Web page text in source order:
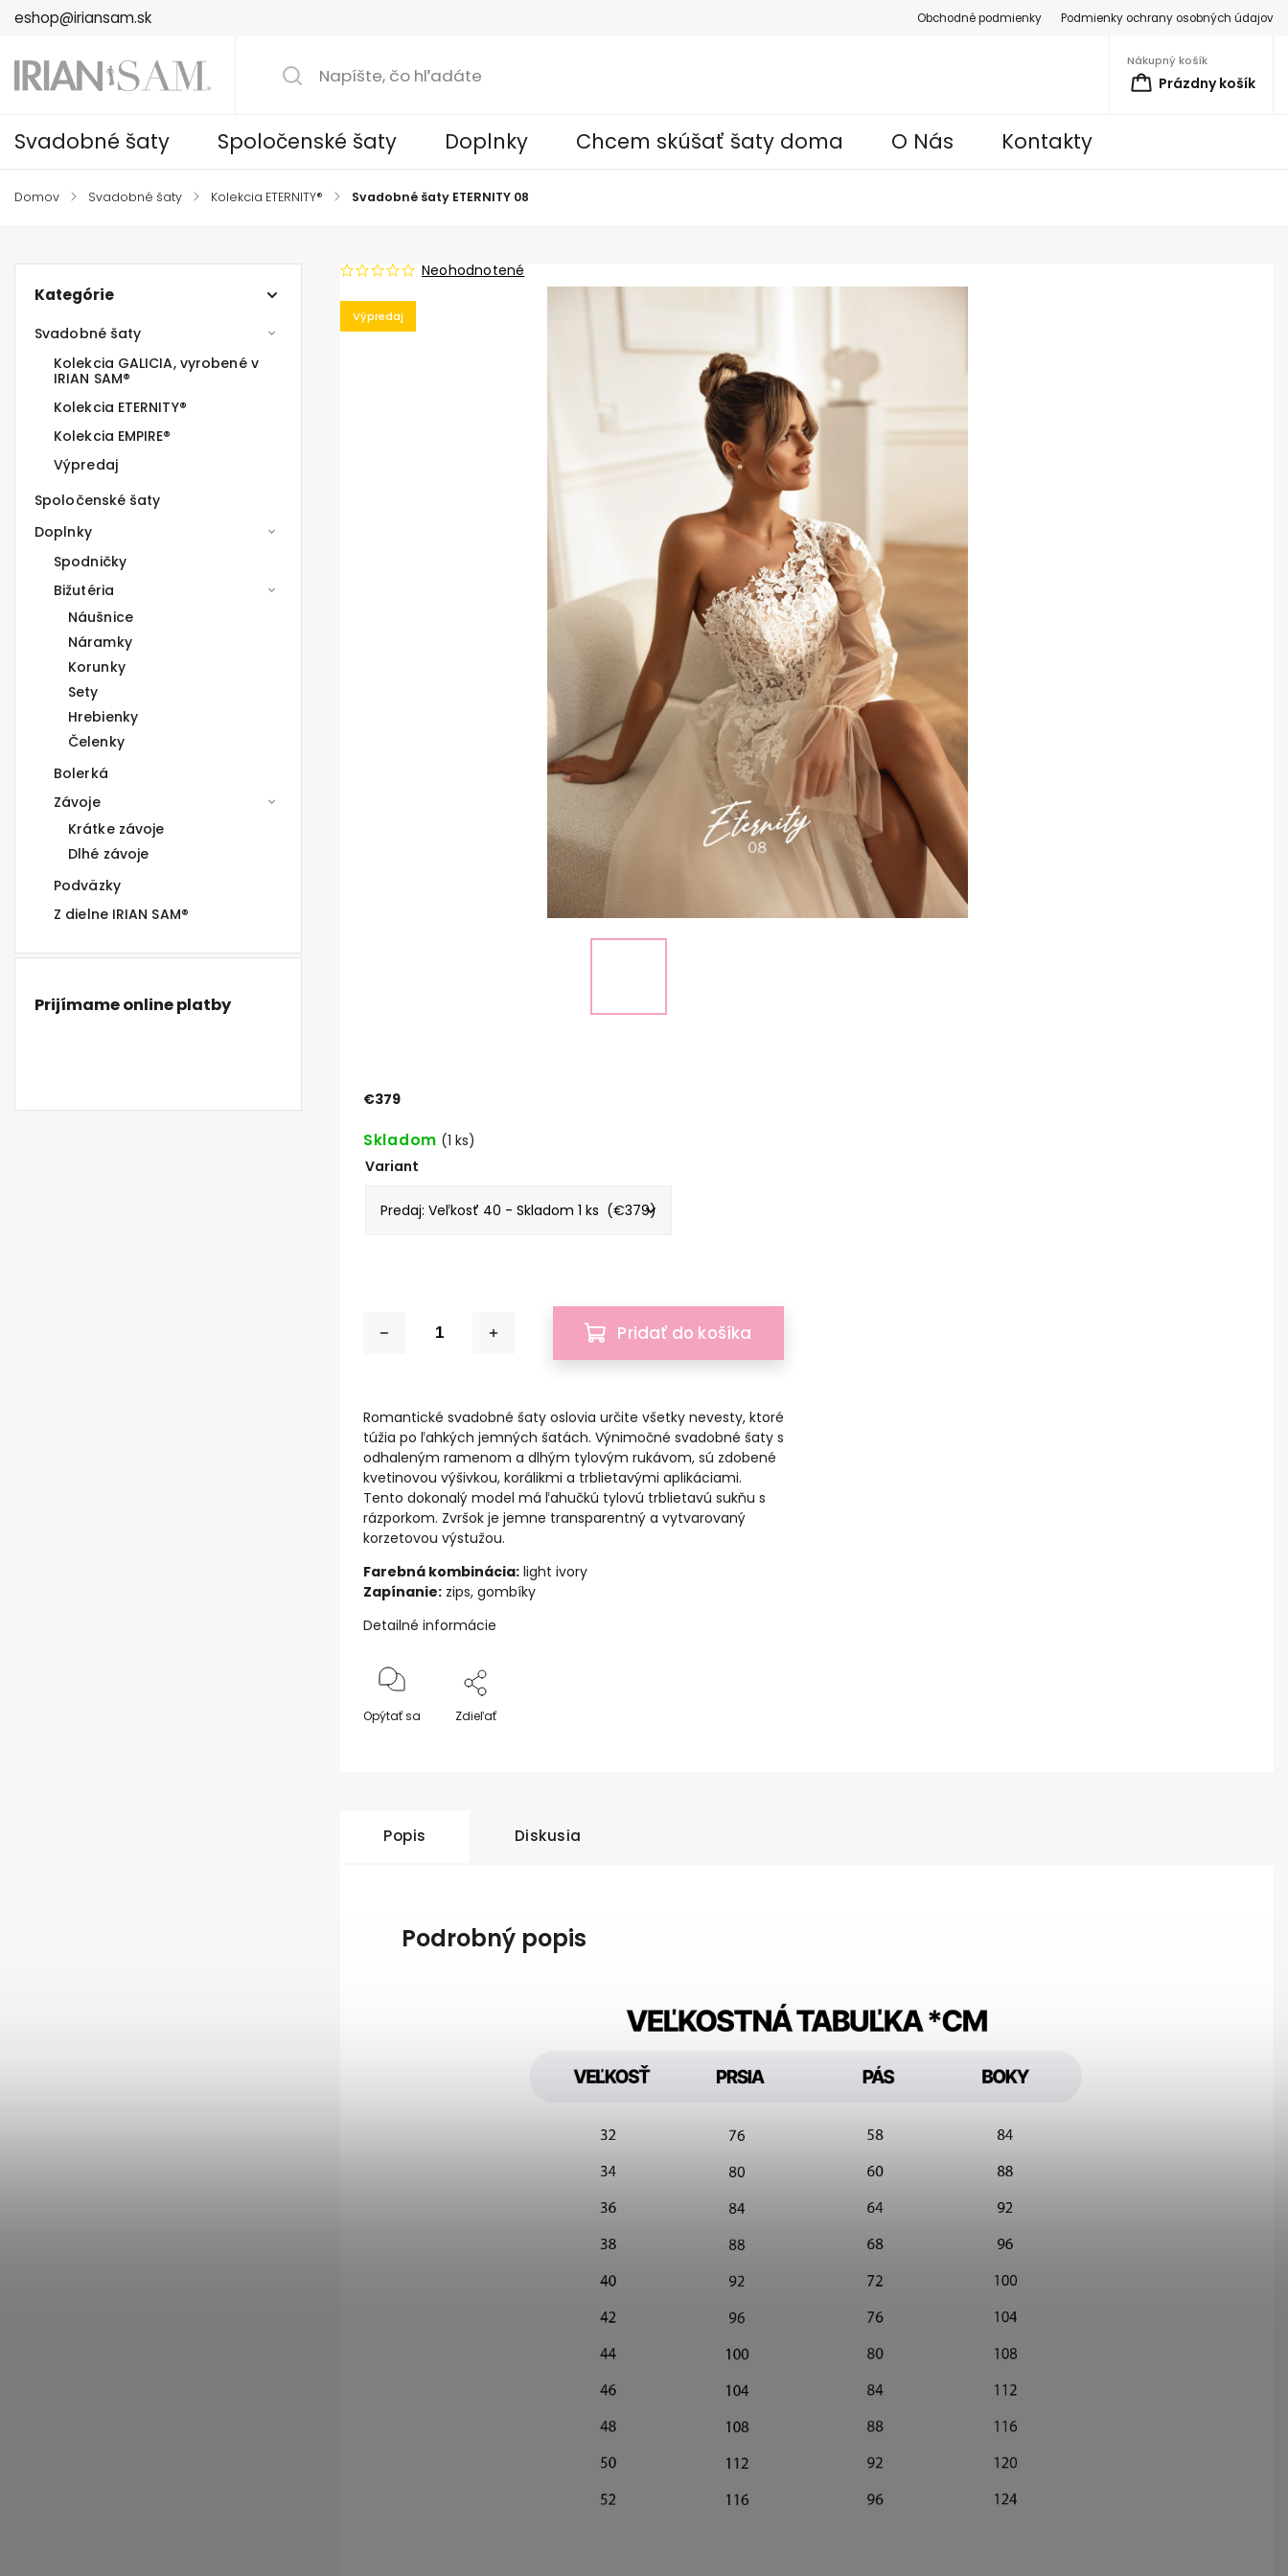
eshop@iriansam.sk Obchodné podmienky Podmienky ochrany osobných údajov
Nákupný košík
Prázdny košík
Svadobné šaty Spoločenské šaty Doplnky Chcem skúšať šaty doma O Nás Kontakty
Domov / Svadobné šaty / Kolekcia ETERNITY® / Svadobné šaty ETERNITY 08
Kategórie
Svadobné šaty
Kolekcia GALICIA, vyrobené v
IRIAN SAM®
Kolekcia ETERNITY®
Kolekcia EMPIRE®
Výpredaj
Spoločenské šaty
Doplnky
Spodničky
Bižutéria
Náušnice
Náramky
Korunky
Sety
Hrebienky
Čelenky
Bolerká
Závoje
Krátke závoje
Dlhé závoje
Podväzky
Z dielne IRIAN SAM®
Prijímame online platby
Výpredaj
Neohodnotené
€379
Skladom (1 ks)
Variant
Pridať do košíka
Romantické svadobné šaty oslovia určite všetky nevesty, ktoré
túžia po ľahkých jemných šatách. Výnimočné svadobné šaty s
odhaleným ramenom a dlhým tylovým rukávom, sú zdobené
kvetinovou výšivkou, korálikmi a trblietavými aplikáciami.
Tento dokonalý model má ľahučkú tylovú trblietavú sukňu s
rázporkom. Zvršok je jemne transparentný a vytvarovaný
korzetovou výstužou.
Farebná kombinácia: light ivory
Zapínanie: zips, gombíky
Detailné informácie
Opýtať sa Zdieľať
Popis Diskusia
Podrobný popis